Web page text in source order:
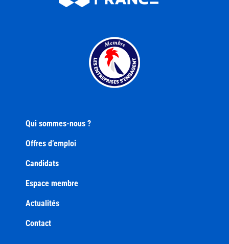
Qui sommes-nous ?
Offres d’emploi
Candidats
Espace membre
Actualités
Contact